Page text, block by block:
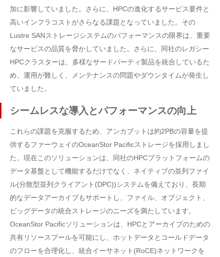
加に影響していました。さらに、HPCの進化するサービス要件と
高いインフラコストがさらなる課題となっていました。その
Lustre SANストレージシステムのパフォーマンスの限界は、重要
なサービスの品質を脅かしていました。さらに、同社のレガシー
HPCクラスターは、多様なサードパーティ製品を統合しているた
め、運用が難しく、メンテナンスの問題やダウンタイムが発生し
ていました。
シームレスな導入とパフォーマンスの向上
これらの課題を克服するため、アンカブットは約2PBの容量を提
供するファーウェイのOceanStor Pacificストレージを採用しまし
た。現在このソリューションは、同社のHPCプラットフォームの
データ基盤として機能するだけでなく、ネイティブの並列ファイ
ル(分散型並列クライアント(DPC))システムを備えており、長期
的なデータアーカイブもサポートし、ファイル、オブジェクト、
ビッグデータの統合ストレージのニーズを満たしています。
OceanStor Pacificソリューションは、HPCとアーカイブのための
共有リソースプールを可能にし、ホットデータとコールドデータ
のフローを合理化し、統合イーサネット(RoCE)ネットワークを